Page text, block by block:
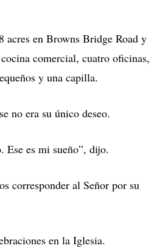
acres en Browns Bridge Road y
comercial, cuatro oficinas,
y una capilla.
no era su único deseo.
Ese es mi sueño”, dijo.
corresponder al Señor por su
en la Iglesia.